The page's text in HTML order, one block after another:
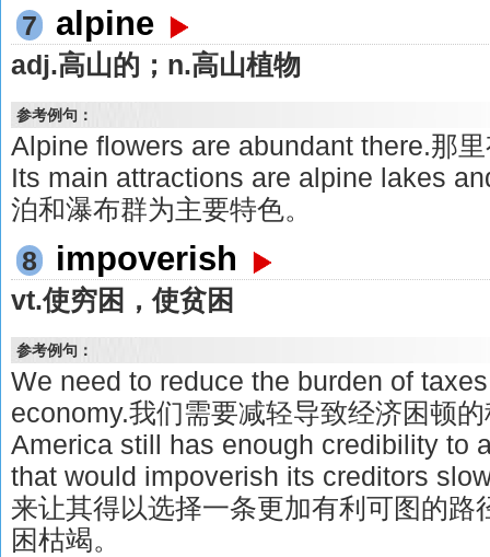
7
alpine
adj.高山的；n.高山植物
参考例句：
Alpine flowers are abundant there.那
Its main attractions are alpine lakes
泊和瀑布群为主要特色。
8
impoverish
vt.使穷困，使贫困
参考例句：
We need to reduce the burden of
economy.我们需要减轻导致经济困顿
America still has enough credibility to
that would impoverish its creditors
来让其得以选择一条更加有利可图的路
困枯竭。